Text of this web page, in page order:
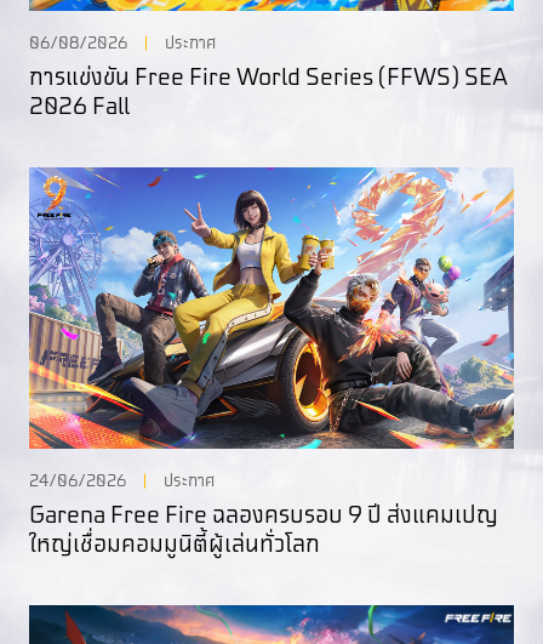
06/08/2026 ประกาศ
การแข่งขัน Free Fire World Series (FFWS) SEA
2026 Fall
24/06/2026 ประกาศ
Garena Free Fire ฉลองครบรอบ 9 ปี ส่งแคมเปญ
ใหญ่เชื่อมคอมมูนิตี้ผู้เล่นทั่วโลก